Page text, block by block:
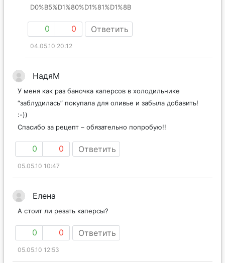
D0%B5%D1%80%D1%81%D1%8B
0 0 Ответить
04.05.10 20:12
НадяМ
У меня как раз баночка каперсов в холодильнике
“заблудилась” покупала для оливье и забыла добавить!
:-))
Спасибо за рецепт – обязательно попробую!!
0 0 Ответить
05.05.10 10:47
Елена
А стоит ли резать каперсы?
0 0 Ответить
05.05.10 12:53